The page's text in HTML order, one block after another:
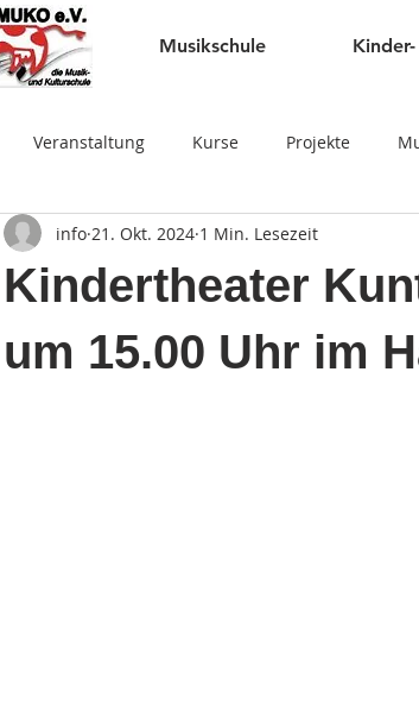
Musikschule
Veranstaltung Kurse Projekte
Tanz Theater Webseite
Kindertheater
um 15.00 Uhr im
info 21. Okt. 2024 1 Min. Lesezeit